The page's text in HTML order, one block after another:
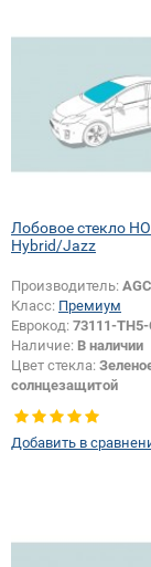
Лобовое стекло
Hybrid/Jazz
Производитель: AGC
Класс: Премиум
Еврокод: 73111-TH5-
Наличие: В наличии
Цвет стекла:
солнцезащитой
Тип кузова: Хетчбек
Добавить в